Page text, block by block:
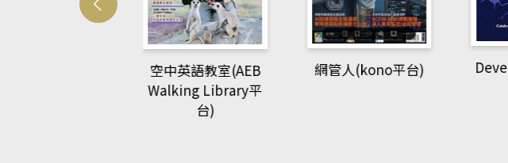
網管人(kono平台) Developmetal cell